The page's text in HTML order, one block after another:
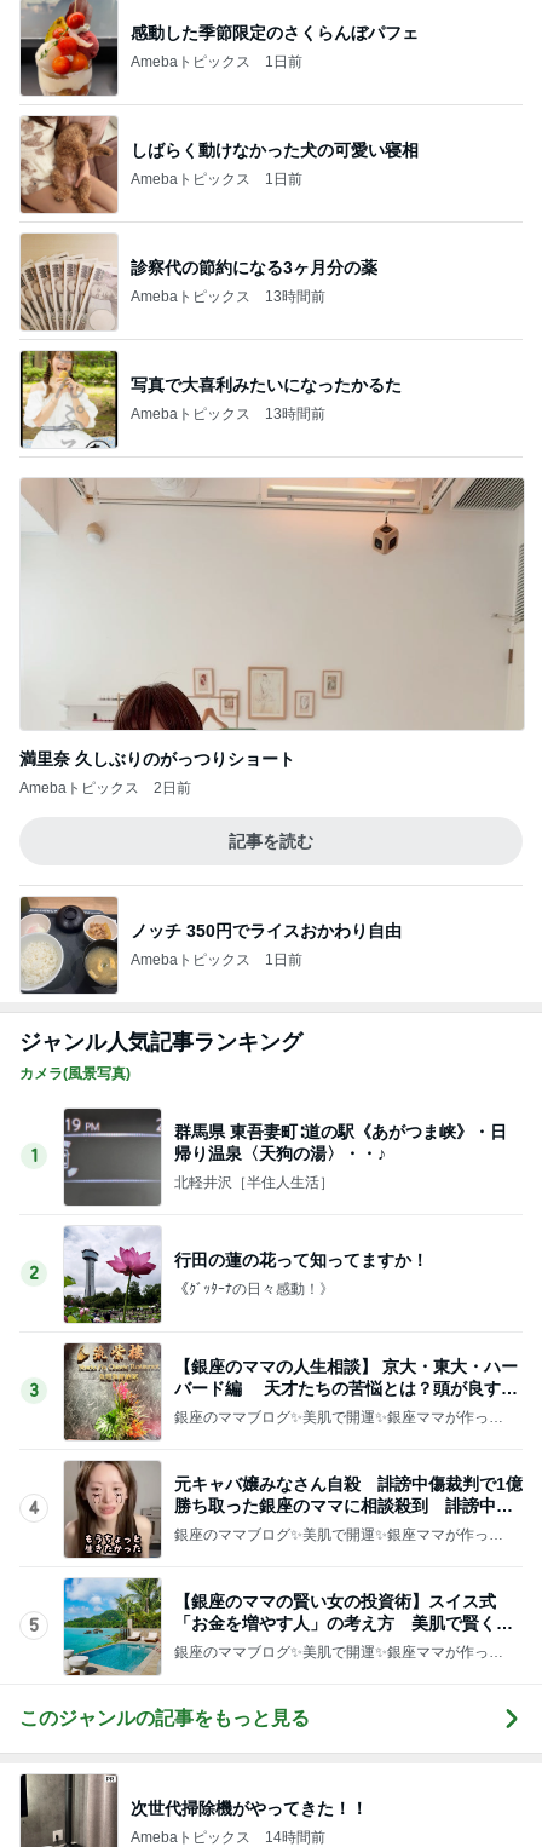
感動した季節限定のさくらんぼパフェ
Amebaトピックス 1日前
しばらく動けなかった犬の可愛い寝相
Amebaトピックス 1日前
診察代の節約になる3ヶ月分の薬
Amebaトピックス 13時間前
写真で大喜利みたいになったかるた
Amebaトピックス 13時間前
満里奈 久しぶりのがっつりショート
Amebaトピックス 2日前
記事を読む
ノッチ 350円でライスおかわり自由
Amebaトピックス 1日前
ジャンル人気記事ランキング
カメラ(風景写真)
1
群馬県 東吾妻町∶道の駅《あがつま峡》・日
帰り温泉〈天狗の湯〉・・♪
北軽井沢［半住人生活］
2
行田の蓮の花って知ってますか！
《ｸﾞｯﾀｰﾅの日々感動！》
3
【銀座のママの人生相談】 京大・東大・ハー
バード編 天才たちの苦悩とは？頭が良すぎ
て悩む人
銀座のママブログ✨美肌で開運✨銀座ママが作った
4
元キャバ嬢みなさん自殺 誹謗中傷裁判で1億
勝ち取った銀座のママに相談殺到 誹謗中傷
は正義じゃない
銀座のママブログ✨美肌で開運✨銀座ママが作った
5
【銀座のママの賢い女の投資術】スイス式
「お金を増やす人」の考え方 美肌で賢く金
運UP これが正解
銀座のママブログ✨美肌で開運✨銀座ママが作った
このジャンルの記事をもっと見る
次世代掃除機がやってきた！！
Amebaトピックス 14時間前